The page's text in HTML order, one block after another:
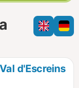
i
o
l
e
h
m
p
r
d
e
m
i
d'Escreins